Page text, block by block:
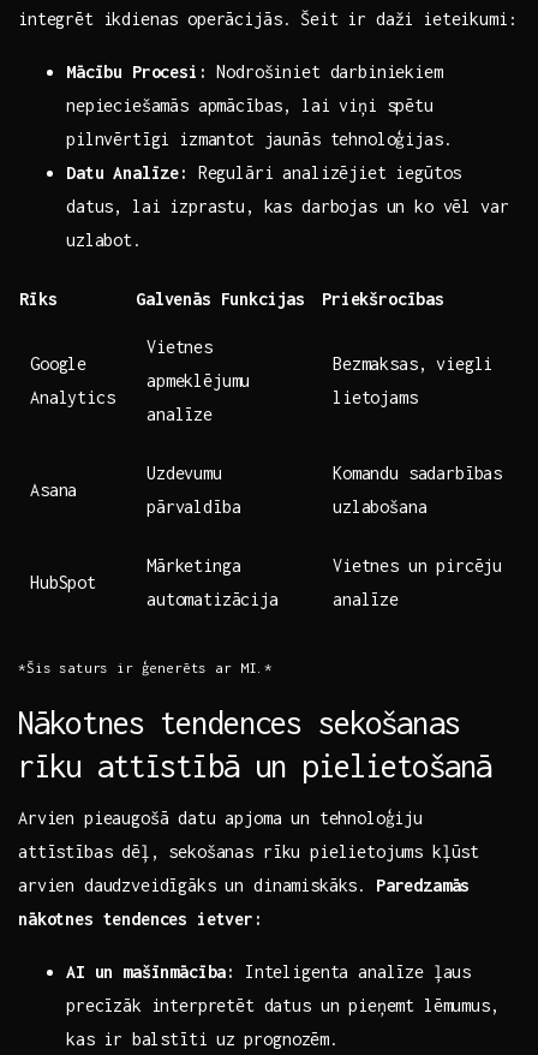
integrēt ikdienas operācijās. Šeit ir daži ieteikumi:
Mācību Procesi: ‍Nodrošiniet darbiniekiem
nepieciešamās apmācības, lai viņi spētu
pilnvērtīgi izmantot‌ jaunās tehnoloģijas.
Datu Analīze:
Regulāri analizējiet iegūtos
datus,‌ lai izprastu, kas‌ darbojas un‍ ko ‍vēl var
uzlabot.
Rīks Galvenās ​Funkcijas Priekšrocības
Google‍
Analytics
Vietnes
apmeklējumu
analīze
Bezmaksas, viegli⁣
lietojams
Asana
Uzdevumu
pārvaldība
Komandu sadarbības
uzlabošana
HubSpot
Mārketinga
automatizācija
Vietnes un pircēju
analīze
*Šis saturs ir ģenerēts ar MI.*
Nākotnes​ tendences sekošanas
rīku attīstībā un pielietošanā
Arvien pieaugošā ​datu apjoma un ⁢tehnoloģiju
attīstības dēļ, sekošanas rīku pielietojums kļūst
arvien daudzveidīgāks un dinamiskāks. Paredzamās
nākotnes tendences ​ietver:
AI un mašīnmācība:
Inteligenta​ analīze ļaus
precīzāk interpretēt datus un pieņemt ‍lēmumus,
kas⁣ ir balstīti ⁣uz ⁢prognozēm.